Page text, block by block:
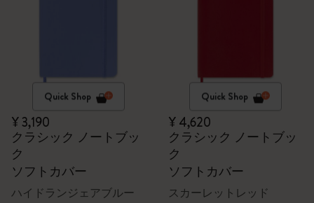
Quick Shop
¥ 3,190
クラシック ノートブッ
ク
ソフトカバー
ハイドランジェアブルー
Quick Shop
¥ 4,620
クラシック ノートブッ
ク
ソフトカバー
スカーレットレッド